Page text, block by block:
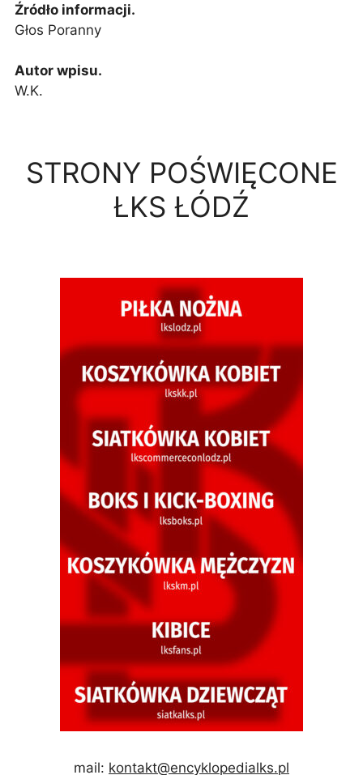
Źródło informacji.
Głos Poranny
Autor wpisu.
W.K.
STRONY POŚWIĘCONE
ŁKS ŁÓDŹ
mail: kontakt@encyklopedialks.pl